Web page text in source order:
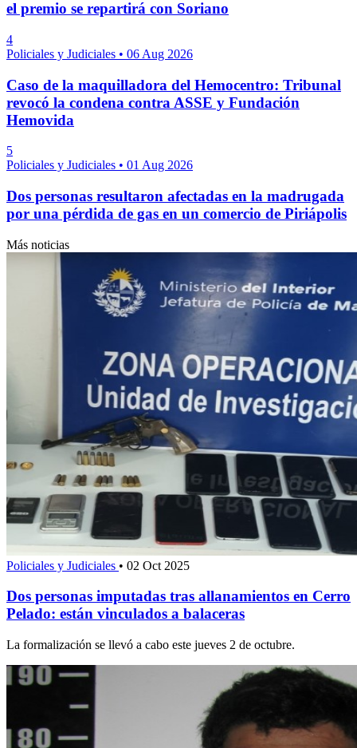
el premio se repartirá con Soriano
4
Policiales y Judiciales • 06 Aug 2026
Caso de la maquilladora del Hemocentro: Tribunal
revocó la condena contra ASSE y Fundación
Hemovida
5
Policiales y Judiciales • 01 Aug 2026
Dos personas resultaron afectadas en la madrugada
por una pérdida de gas en un comercio de Piriápolis
Más noticias
Policiales y Judiciales • 02 Oct 2025
Dos personas imputadas tras allanamientos en Cerro
Pelado: están vinculados a balaceras
La formalización se llevó a cabo este jueves 2 de octubre.